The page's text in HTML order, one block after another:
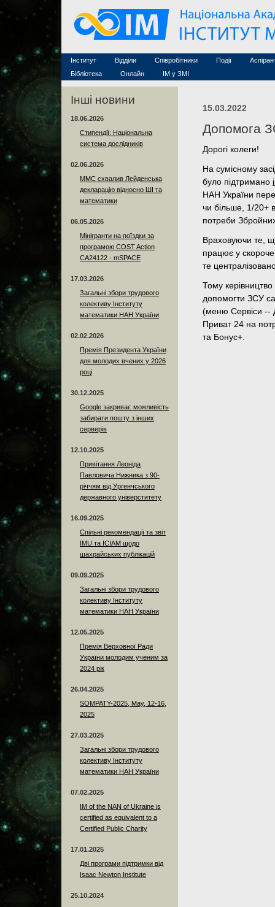
Інститут
Конкурси на посади
Науково-організаційна робота
Відділи Співробітники
Асоційовані дослідники
Технічний персонал
Події
Конференції
Курси з
Бібліотека
MathSciNet
Публікації
Онлайн
ІМ у ЗМІ
Інші новини
18.06.2026
Стипендії: Національна
система дослідників
02.06.2026
ММС схвалив Лейденська
декларацію відносно ШІ та
математики
06.05.2026
Мінігранти на поїздки за
програмою COST Action
CA24122 - mSPACE
17.03.2026
Загальні збори трудового
колективу Інституту
математики НАН України
02.02.2026
Премія Президента України
для молодих вчених у 2026
році
30.12.2025
Google закриває можливість
забирати пошту з інших
серверів
12.10.2025
Привітання Леоніда
Павловича Нижника з 90-
річчям від Ургенчського
державного універститету
16.09.2025
Спільні рекомендації та звіт
IMU та ICIAM щодо
шахрайських публікацій
09.09.2025
Загальні збори трудового
колективу Інституту
математики НАН України
12.05.2025
Премія Верховної Ради
України молодим ученим за
2024 рік
26.04.2025
SOMPATY-2025, May, 12-16,
2025
27.03.2025
Загальні збори трудового
колективу Інституту
математики НАН України
07.02.2025
IM of the NAN of Ukraine is
certified as equivalent to a
Certified Public Charity
17.01.2025
Дві програми підтримки від
Isaac Newton Institute
25.10.2024
15.03.2022
Допомога
Дорогі колеги!
На сумісному
було підтримано
НАН України
чи більше, 1/20+
потреби
Враховуючи те,
працює у
те
Тому керівництво
допомогти ЗСУ
(меню Сервіси
Приват 24 на
та Бонус+.